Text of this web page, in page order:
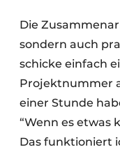
Die
sondern auch
schicke einfach
Projektnummer
einer Stunde
“Wenn es etwas
Das funktioniert